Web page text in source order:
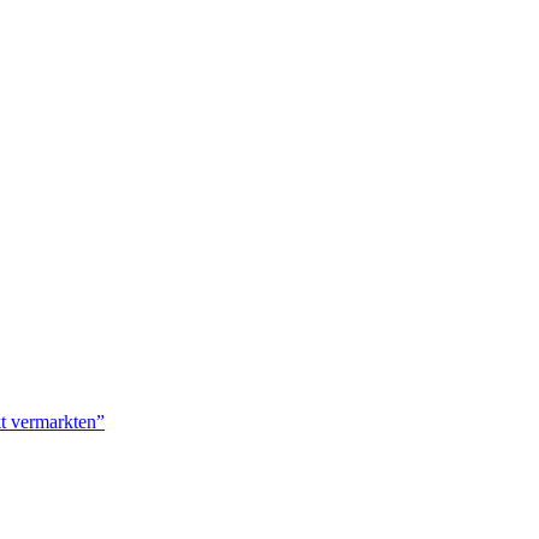
vermarkten”